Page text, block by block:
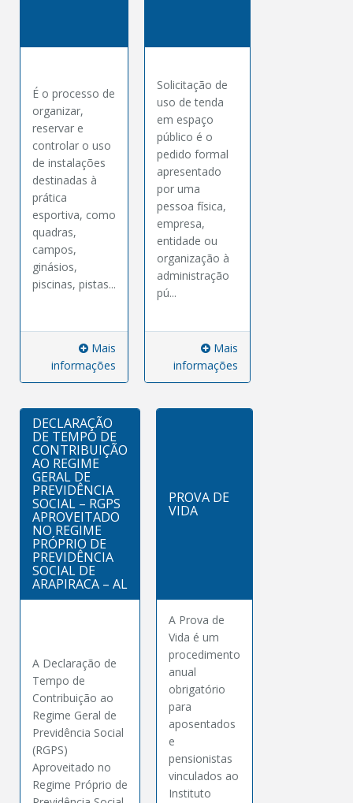
É o processo de
organizar,
reservar e
controlar o uso
de instalações
destinadas à
prática
esportiva, como
quadras,
campos,
ginásios,
piscinas, pistas...
Mais
informações
Solicitação de
uso de tenda
em espaço
público é o
pedido formal
apresentado
por uma
pessoa física,
empresa,
entidade ou
organização à
administração
pú...
Mais
informações
DECLARAÇÃO
DE TEMPO DE
CONTRIBUIÇÃO
AO REGIME
GERAL DE
PREVIDÊNCIA
SOCIAL – RGPS
APROVEITADO
NO REGIME
PRÓPRIO DE
PREVIDÊNCIA
SOCIAL DE
ARAPIRACA – AL
A Declaração de
Tempo de
Contribuição ao
Regime Geral de
Previdência Social
(RGPS)
Aproveitado no
Regime Próprio de
PROVA DE
VIDA
A Prova de
Vida é um
procedimento
anual
obrigatório
para
aposentados
e
pensionistas
vinculados ao
Instituto